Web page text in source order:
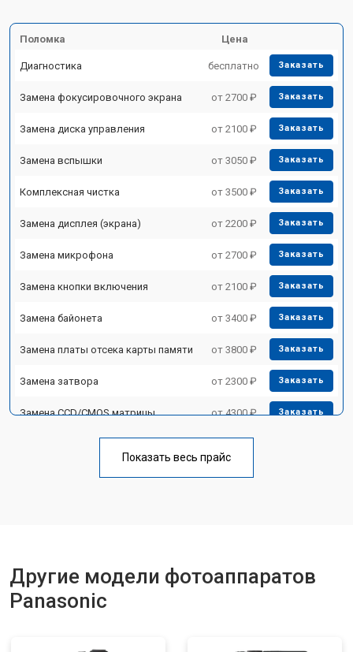
Поломка Цена
Диагностика бесплатно Заказать
Замена фокусировочного экрана от 2700 ₽ Заказать
Замена диска управления от 2100 ₽ Заказать
Замена вспышки от 3050 ₽ Заказать
Комплексная чистка от 3500 ₽ Заказать
Замена дисплея (экрана) от 2200 ₽ Заказать
Замена микрофона от 2700 ₽ Заказать
Замена кнопки включения от 2100 ₽ Заказать
Замена байонета от 3400 ₽ Заказать
Замена платы отсека карты памяти от 3800 ₽ Заказать
Замена затвора от 2300 ₽ Заказать
Замена CCD/CMOS матрицы от 4300 ₽ Заказать
Показать весь прайс
Другие модели фотоаппаратов
Panasonic